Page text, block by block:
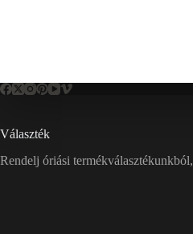
Választék
Rendelj óriási